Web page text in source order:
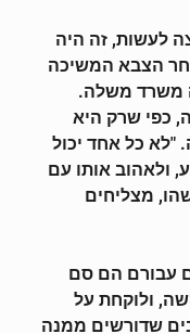
אני רוצה לעשות, זה היה
הצבא המשיכה
משרד משלה.
כפי שרק היא
"לא כל אחד יכול
ולאהוב אותו עם
מצליחים
עבורם הם סם
ולוקחת על
שדורשים ממנה